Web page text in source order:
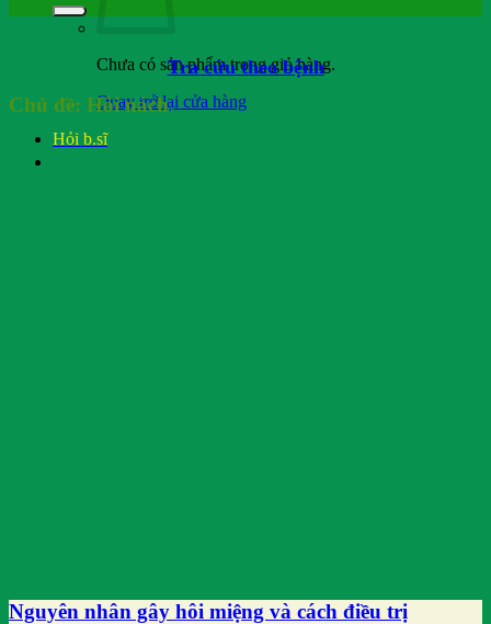
Chưa có sản phẩm trong giỏ hàng.
Quay trở lại cửa hàng
Hỏi b.sĩ
Tra cứu theo bệnh
Chủ đề: Hôi nách
Nguyên nhân gây hôi miệng và cách điều trị